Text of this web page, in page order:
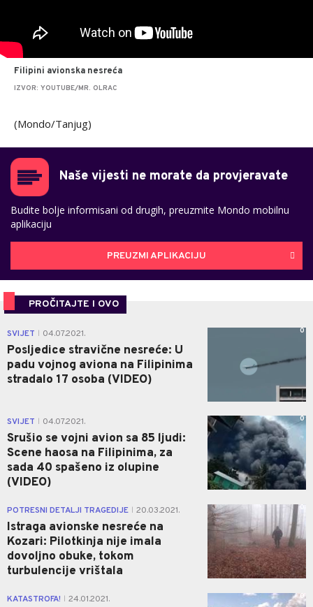
Filipini avionska nesreća
IZVOR: YOUTUBE/MR. OLRAC
(Mondo/Tanjug)
Naše vijesti ne morate da provjeravate
Budite bolje informisani od drugih, preuzmite Mondo mobilnu
aplikaciju
PREUZMI APLIKACIJU
PROČITAJTE I OVO
SVIJET 04.07.2021.
Posljedice stravične nesreće: U
padu vojnog aviona na Filipinima
stradalo 17 osoba (VIDEO)
0
SVIJET 04.07.2021.
Srušio se vojni avion sa 85 ljudi:
Scene haosa na Filipinima, za
sada 40 spašeno iz olupine
(VIDEO)
0
POTRESNI DETALJI TRAGEDIJE 20.03.2021.
Istraga avionske nesreće na
Kozari: Pilotkinja nije imala
dovoljno obuke, tokom
turbulencije vrištala
0
KATASTROFA! 24.01.2021. 0